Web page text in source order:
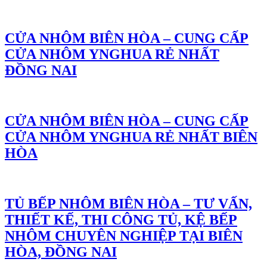
CỬA NHÔM BIÊN HÒA – CUNG CẤP
CỬA NHÔM YNGHUA RẺ NHẤT
ĐỒNG NAI
CỬA NHÔM BIÊN HÒA – CUNG CẤP
CỬA NHÔM YNGHUA RẺ NHẤT BIÊN
HÒA
TỦ BẾP NHÔM BIÊN HÒA – TƯ VẤN,
THIẾT KẾ, THI CÔNG TỦ, KỆ BẾP
NHÔM CHUYÊN NGHIỆP TẠI BIÊN
HÒA, ĐỒNG NAI